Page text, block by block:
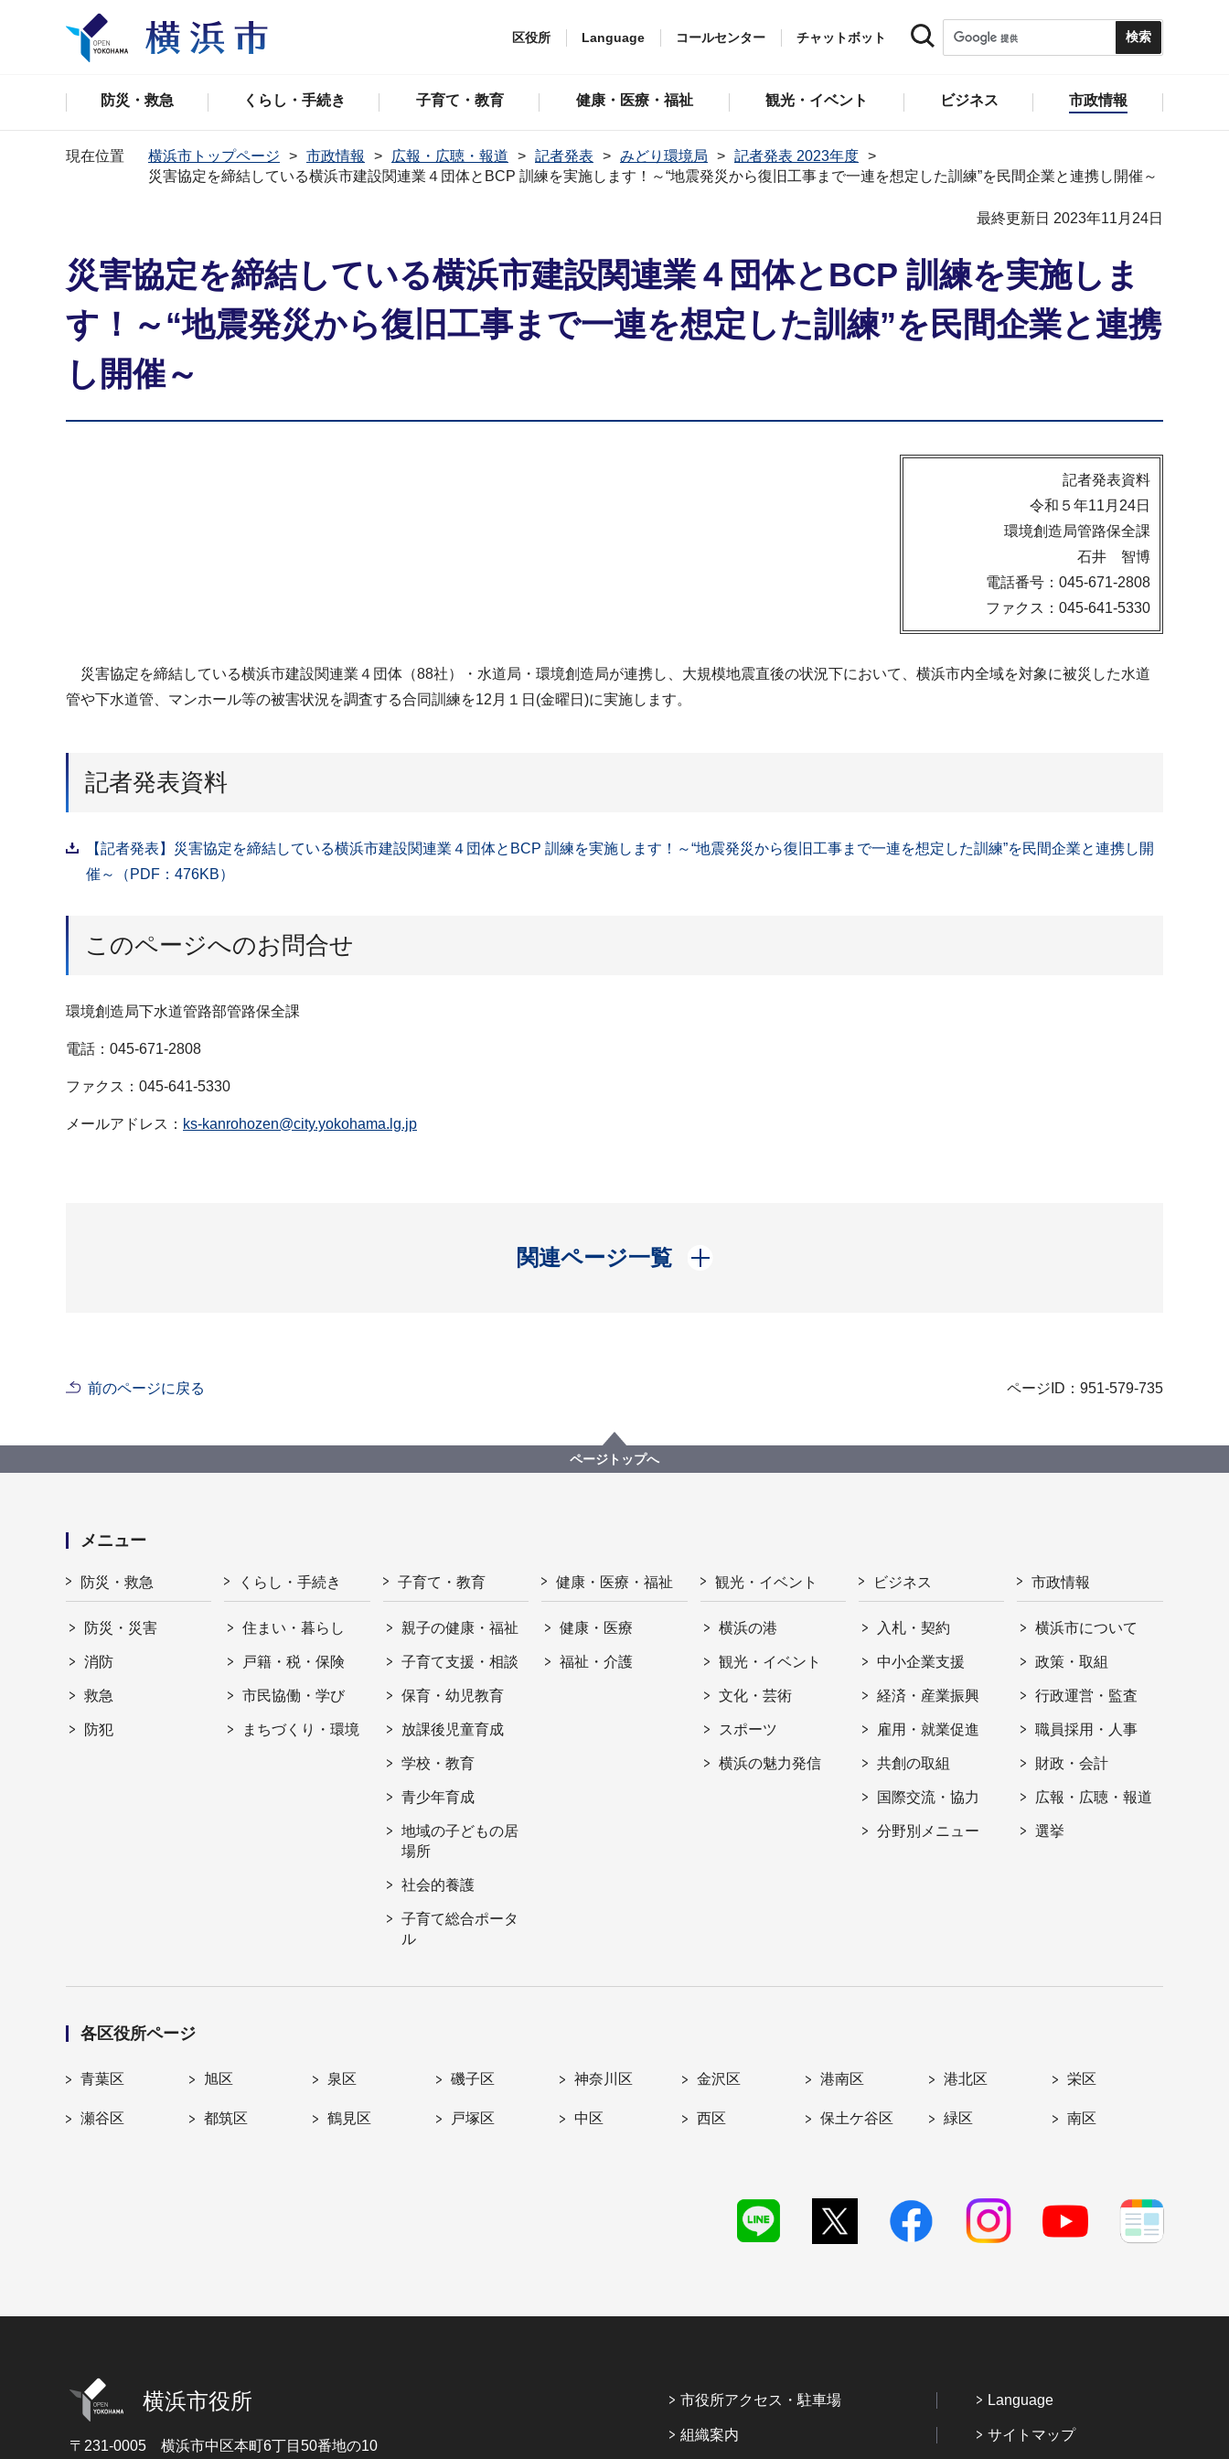
区役所 Language コールセンター チャットボット
防災・救急 くらし・手続き 子育て・教育 健康・医療・福祉 観光・イベント ビジネス 市政情報
現在位置 横浜市トップページ 市政情報 広報・広聴・報道 記者発表 みどり環境局
記者発表 2023年度
災害協定を締結している横浜市建設関連業４団体とBCP 訓練を実施します！～“地震発災から復旧工事まで一連を想定した訓練”を民間企業と連携し開催～
最終更新日 2023年11月24日
災害協定を締結している横浜市建設関連業４団体とBCP 訓練を実施しま
す！～“地震発災から復旧工事まで一連を想定した訓練”を民間企業と連携
し開催～
記者発表資料
令和５年11月24日
環境創造局管路保全課
石井 智博
電話番号：045-671-2808
ファクス：045-641-5330
災害協定を締結している横浜市建設関連業４団体（88社）・水道局・環境創造局が連携し、大規模地震直後の状況下において、横浜市内全域を対象に被災した水道
管や下水道管、マンホール等の被害状況を調査する合同訓練を12月１日(金曜日)に実施します。
記者発表資料
【記者発表】災害協定を締結している横浜市建設関連業４団体とBCP 訓練を実施します！～“地震発災から復旧工事まで一連を想定した訓練”を民間企業と連携し開
催～（PDF：476KB）
このページへのお問合せ
環境創造局下水道管路部管路保全課
電話：045-671-2808
ファクス：045-641-5330
メールアドレス： ks-kanrohozen@city.yokohama.lg.jp
関連ページ一覧
開く
前のページに戻る ページID：951-579-735
ページトップへ
メニュー
防災・救急
防災・災害
消防
救急
防犯
くらし・手続き
住まい・暮らし
戸籍・税・保険
市民協働・学び
まちづくり・環境
子育て・教育
親子の健康・福祉
子育て支援・相談
保育・幼児教育
放課後児童育成
学校・教育
青少年育成
地域の子どもの居
場所
社会的養護
子育て総合ポータ
ル
健康・医療・福祉
健康・医療
福祉・介護
観光・イベント
横浜の港
観光・イベント
文化・芸術
スポーツ
横浜の魅力発信
ビジネス
入札・契約
中小企業支援
経済・産業振興
雇用・就業促進
共創の取組
国際交流・協力
分野別メニュー
市政情報
横浜市について
政策・取組
行政運営・監査
職員採用・人事
財政・会計
広報・広聴・報道
選挙
各区役所ページ
青葉区 旭区 泉区 磯子区 神奈川区 金沢区 港南区 港北区 栄区
瀬谷区 都筑区 鶴見区 戸塚区 中区 西区 保土ケ谷区 緑区 南区
横浜市役所
〒231-0005 横浜市中区本町6丁目50番地の10
市役所アクセス・駐車場
組織案内
Language
サイトマップ